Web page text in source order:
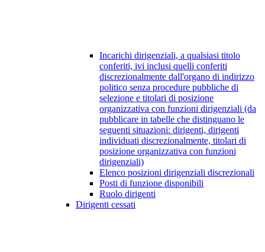
Incarichi dirigenziali, a qualsiasi titolo
conferiti, ivi inclusi quelli conferiti
discrezionalmente dall'organo di indirizzo
politico senza procedure pubbliche di
selezione e titolari di posizione
organizzativa con funzioni dirigenziali (da
pubblicare in tabelle che distinguano le
seguenti situazioni: dirigenti, dirigenti
individuati discrezionalmente, titolari di
posizione organizzativa con funzioni
dirigenziali)
Elenco posizioni dirigenziali discrezionali
Posti di funzione disponibili
Ruolo dirigenti
Dirigenti cessati